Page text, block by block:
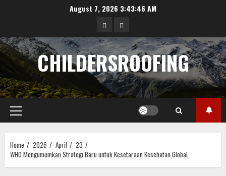
August 7, 2026 3:43:46 AM
data
hongkong
angka
pengeluaran
sgp
CHILDERSROOFING
Primary
Menu
Home 2026 April
23
WHO Mengumumkan Strategi Baru untuk Kesetaraan Kesehatan Global